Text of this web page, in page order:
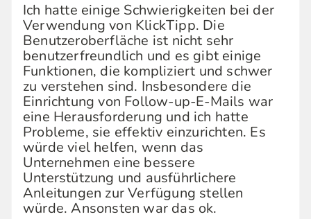
Ich hatte einige Schwierigkeiten bei der
Verwendung von KlickTipp. Die
Benutzeroberfläche ist nicht sehr
benutzerfreundlich und es gibt einige
Funktionen, die kompliziert und schwer
zu verstehen sind. Insbesondere die
Einrichtung von Follow-up-E-Mails war
eine Herausforderung und ich hatte
Probleme, sie effektiv einzurichten. Es
würde viel helfen, wenn das
Unternehmen eine bessere
Unterstützung und ausführlichere
Anleitungen zur Verfügung stellen
würde. Ansonsten war das ok.